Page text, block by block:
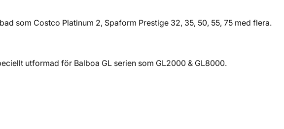
som Costco Platinum 2, Spaform Prestige 32, 35, 50, 55, 75 med flera.
utformad för Balboa GL serien som GL2000 & GL8000.